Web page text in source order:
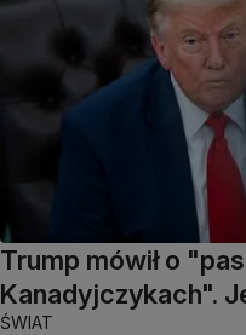
Trump mówił o
Kanadyjczykach".
ŚWIAT